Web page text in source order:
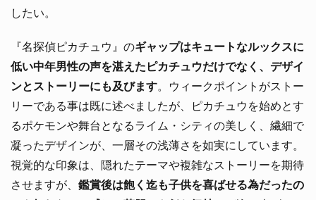
したい。
『名探偵ピカチュウ』のギャップはキュートなルックスに
低い中年男性の声を湛えたピカチュウだけでなく、デザイ
ンとストーリーにも及びます 。ウィークポイントがストー
リーである事は既に述べましたが、ピカチュウを始めとす
るポケモンや舞台となるライム・シティの美しく、繊細で
凝ったデザインが、一層その浅薄さを如実にしています。
視覚的な印象は、隠れたテーマや複雑なストーリーを期待
させますが、 鑑賞後は飽く迄も子供を喜ばせる為だったの